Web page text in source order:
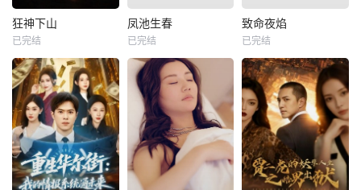
狂神下山
已完结
凤池生春
已完结
致命夜焰
已完结